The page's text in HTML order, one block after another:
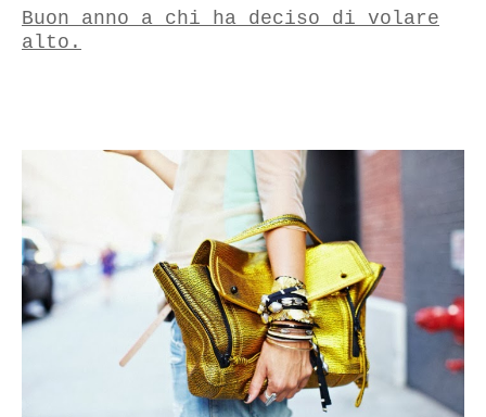
Buon anno a chi ha deciso di volare
alto.